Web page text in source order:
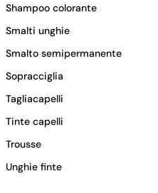
Shampoo colorante
Smalti unghie
Smalto semipermanente
Sopracciglia
Tagliacapelli
Tinte capelli
Trousse
Unghie finte